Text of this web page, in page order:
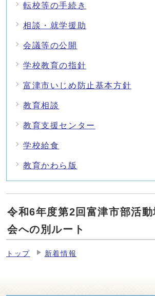
転校等の手続き
相談・就学援助
会議等の公開
学校教育の指針
富津市いじめ防止基本方針
教育相談
教育支援センター
学校給食
教育かわら版
令和6年度第2回富津市部活
会への別ルート
トップ 新着情報